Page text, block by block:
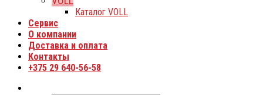
Каталог VOLL
Сервис
О компании
Доставка и оплата
Контакты
+375 29 640-56-58